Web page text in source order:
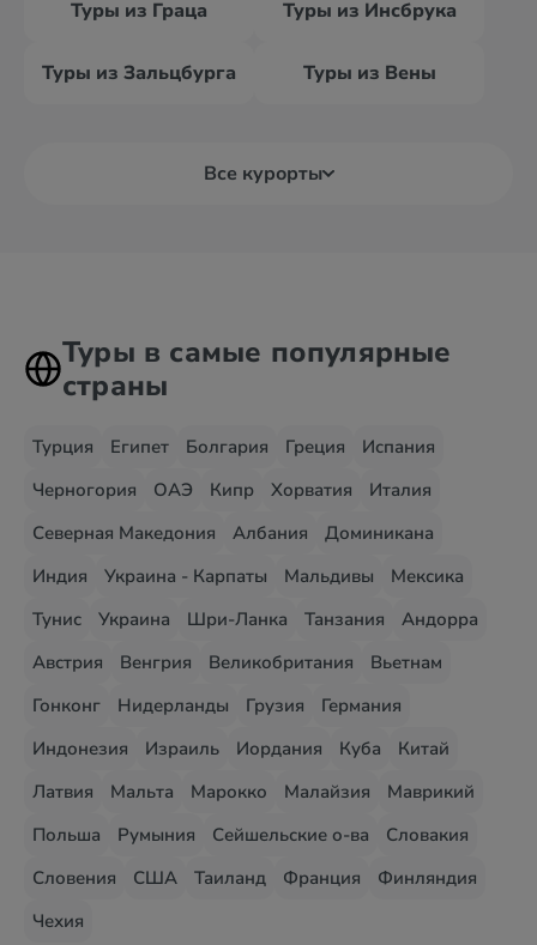
Туры из Граца Туры из Инсбрука
Туры из Зальцбурга Туры из Вены
Все курорты
Туры в самые популярные
страны
Турция Египет Болгария Греция
Испания
Черногория
ОАЭ Кипр Хорватия
Италия
Северная Македония
Албания
Доминикана
Индия
Украина - Карпаты Мальдивы
Мексика
Тунис
Украина Шри-Ланка Танзания
Андорра
Австрия
Венгрия Великобритания
Вьетнам
Гонконг
Нидерланды Грузия
Германия
Индонезия
Израиль Иордания Куба
Китай
Латвия
Мальта Марокко Малайзия
Маврикий
Польша
Румыния Сейшельские о-ва
Словакия
Словения
США Таиланд Франция
Финляндия
Чехия